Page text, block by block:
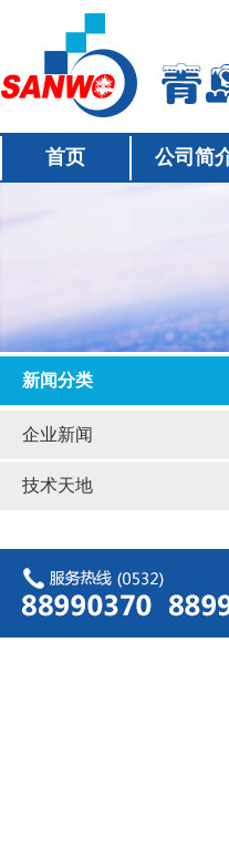
首页 公司简
新闻分类
企业新闻
技术天地